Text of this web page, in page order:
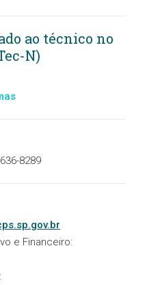
ao técnico no
N)
8289
e Financeiro: